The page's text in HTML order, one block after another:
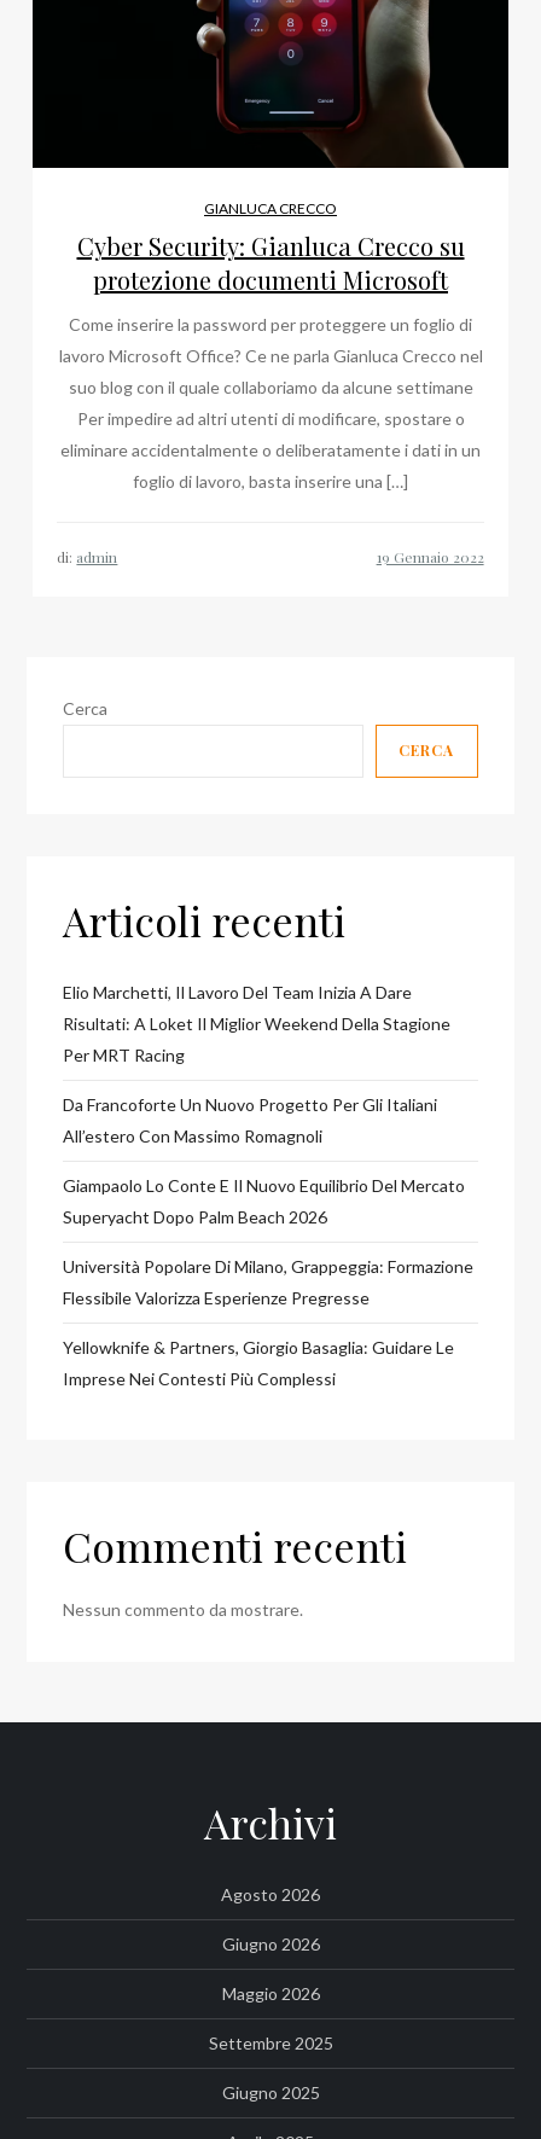
GIANLUCA CRECCO
Cyber Security: Gianluca Crecco su
protezione documenti Microsoft
Come inserire la password per proteggere un foglio di
lavoro Microsoft Office? Ce ne parla Gianluca Crecco nel
suo blog con il quale collaboriamo da alcune settimane
Per impedire ad altri utenti di modificare, spostare o
eliminare accidentalmente o deliberatamente i dati in un
foglio di lavoro, basta inserire una […]
di: admin
Cerca
CERCA
Articoli recenti
Elio Marchetti, Il Lavoro Del Team Inizia A Dare
Risultati: A Loket Il Miglior Weekend Della Stagione
Per MRT Racing
Da Francoforte Un Nuovo Progetto Per Gli Italiani
All’estero Con Massimo Romagnoli
Giampaolo Lo Conte E Il Nuovo Equilibrio Del Mercato
Superyacht Dopo Palm Beach 2026
Università Popolare Di Milano, Grappeggia: Formazione
Flessibile Valorizza Esperienze Pregresse
Yellowknife & Partners, Giorgio Basaglia: Guidare Le
Imprese Nei Contesti Più Complessi
Commenti recenti
Nessun commento da mostrare.
Archivi
Agosto 2026
Giugno 2026
Maggio 2026
Settembre 2025
Giugno 2025